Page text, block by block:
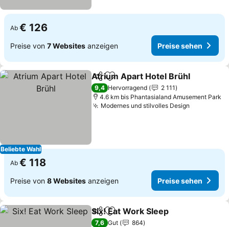
Ab € 126
Preise von 7 Websites anzeigen Preise sehen
Beliebte Wahl
TeilenZu Favoriten hinzufügen
Atrium Apart Hotel Brühl
9,4 Hervorragend
2 111
4.6 km bis Phantasialand Amusement Park
Modernes und stilvolles Design
Ab € 118
Preise von 8 Websites anzeigen Preise sehen
TeilenZu Favoriten hinzufügen
Six! Eat Work Sleep
7,6 Gut
864